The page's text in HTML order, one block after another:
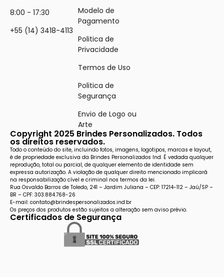
8:00 - 17:30
+55 (14) 3418-4113
Modelo de
Pagamento
Politica de
Privacidade
Termos de Uso
Politica de
Segurança
Envio de Logo ou
Arte
Copyright 2025 Brindes Personalizados. Todos
os direitos reservados.
Todo o conteúdo do site, incluindo fotos, imagens, logotipos, marcas e layout,
é de propriedade exclusiva da Brindes Personalizados Ind. É vedada qualquer
reprodução, total ou parcial, de qualquer elemento de identidade sem
expressa autorização. A violação de qualquer direito mencionado implicará
na responsabilização cível e criminal nos termos da lei.
Rua Osvaldo Barros de Toledo, 241 – Jardim Juliana – CEP: 17214-112 – Jaú/SP –
BR – CPF: 303.884.768-26
E-mail: contato@brindespersonalizados.ind.br
Os preços dos produtos estão sujeitos a alteração sem aviso prévio.
Certificados de Segurança